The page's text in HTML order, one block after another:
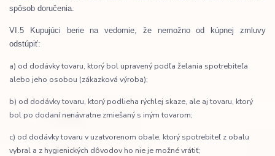
spôsob doručenia.
VI.5 Kupujúci berie na vedomie, že nemožno od kúpnej zmluvy
odstúpiť:
a) od dodávky tovaru, ktorý bol upravený podľa želania spotrebiteľa
alebo jeho osobou (zákazková výroba);
b) od dodávky tovaru, ktorý podlieha rýchlej skaze, ale aj tovaru, ktorý
bol po dodaní nenávratne zmiešaný s iným tovarom;
c) od dodávky tovaru v uzatvorenom obale, ktorý spotrebiteľ z obalu
vybral a z hygienických dôvodov ho nie je možné vrátiť;